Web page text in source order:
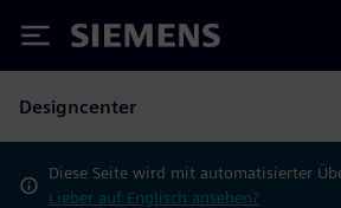
Siemens
Designcenter
Diese Seite wird mit automatisierter
Lieber auf Englisch ansehen?